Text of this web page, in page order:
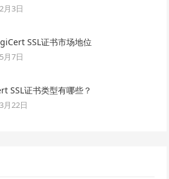
月3日
SSL证书市场地位
月7日
SSL证书类型有哪些？
月22日